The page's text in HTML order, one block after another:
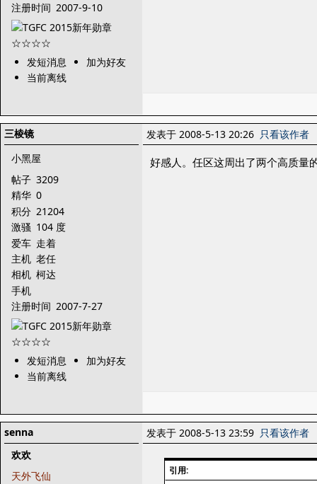
注册时间 2007-9-10
发短消息
加为好友
当前离线
三棱镜
小黑屋
帖子 3209
精华 0
积分 21204
激骚 104 度
爱车 走着
主机 老任
相机 柯达
手机
注册时间 2007-7-27
发短消息
加为好友
当前离线
发表于 2008-5-13 20:26 只看该作者
好感人。任区这周出了两个高质量
senna
欢欢
天外飞仙
发表于 2008-5-13 23:59 只看该作者
引用: